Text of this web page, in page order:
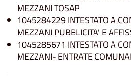
MEZZANI TOSAP
1045284229 INTESTATO A
MEZZANI PUBBLICITA' E
1045285671 INTESTATO A
MEZZANI- ENTRATE